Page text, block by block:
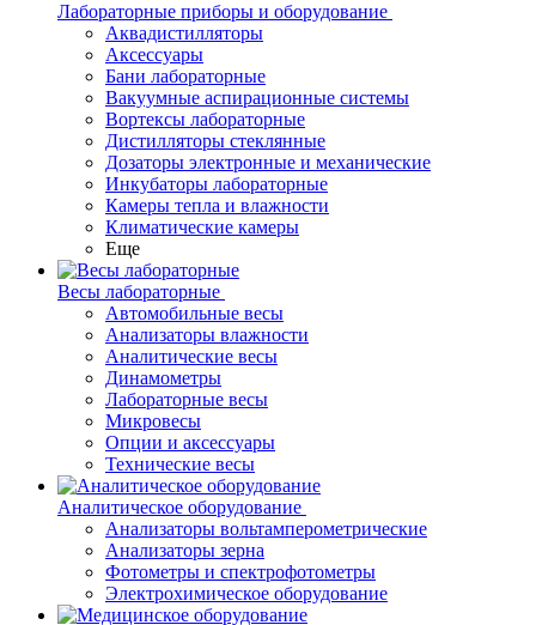
Лабораторные приборы и оборудование
Аквадистилляторы
Аксессуары
Бани лабораторные
Вакуумные аспирационные системы
Вортексы лабораторные
Дистилляторы стеклянные
Дозаторы электронные и механические
Инкубаторы лабораторные
Камеры тепла и влажности
Климатические камеры
Еще
Весы лабораторные
Автомобильные весы
Анализаторы влажности
Аналитические весы
Динамометры
Лабораторные весы
Микровесы
Опции и аксессуары
Технические весы
Аналитическое оборудование
Анализаторы вольтамперометрические
Анализаторы зерна
Фотометры и спектрофотометры
Электрохимическое оборудование